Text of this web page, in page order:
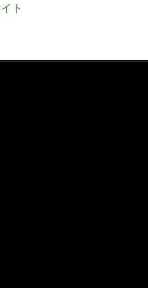
ト